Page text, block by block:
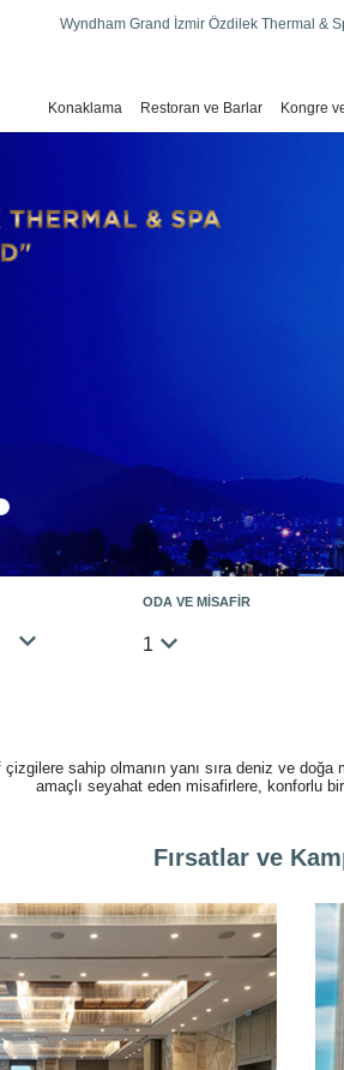
Wyndham Grand İzmir Özdilek Thermal &
Konaklama Restoran ve Barlar Kongre
ODA VE MİSAFİR
1
çizgilere sahip olmanın yanı sıra deniz ve
amaçlı seyahat eden misafirlere, konforlu
Fırsatlar ve